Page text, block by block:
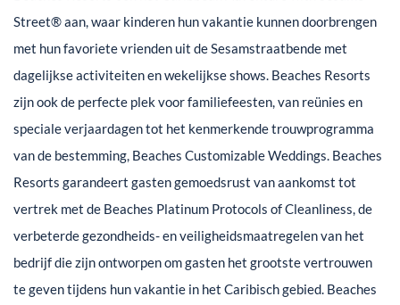
Street® aan, waar kinderen hun vakantie kunnen doorbrengen
met hun favoriete vrienden uit de Sesamstraatbende met
dagelijkse activiteiten en wekelijkse shows. Beaches Resorts
zijn ook de perfecte plek voor familiefeesten, van reünies en
speciale verjaardagen tot het kenmerkende trouwprogramma
van de bestemming, Beaches Customizable Weddings. Beaches
Resorts garandeert gasten gemoedsrust van aankomst tot
vertrek met de Beaches Platinum Protocols of Cleanliness, de
verbeterde gezondheids- en veiligheidsmaatregelen van het
bedrijf die zijn ontworpen om gasten het grootste vertrouwen
te geven tijdens hun vakantie in het Caribisch gebied. Beaches